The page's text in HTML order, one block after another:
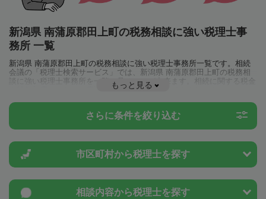
新潟県 南蒲原郡田上町の税務相談に強い税理士事
務所 一覧
新潟県 南蒲原郡田上町の税務相談に強い税理士事務所一覧です。相続
会議の「税理士検索サービス」では、新潟県 南蒲原郡田上町の税務相
談に強い税理士事務所を一覧で見ることが出来ます。相続に関する税金
や特例制度のことは一度近隣の税理士に相談してみましょう。
もっと見る
さらに条件を絞り込む
市区町村から税理士を探す
相談内容から税理士を探す